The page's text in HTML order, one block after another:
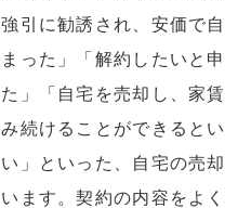
引に勧誘され、安価で自
った」「解約したいと申
」「自宅を売却し、家賃
続けることができるとい
」といった、自宅の売却
ます。契約の内容をよく